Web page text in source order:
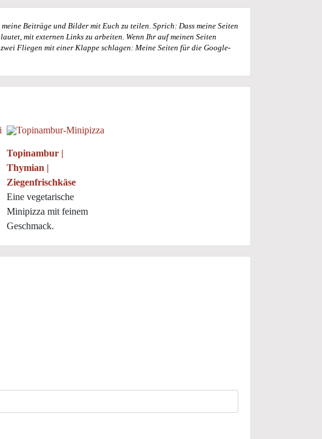
Beiträge und Bilder mit Euch zu teilen. Sprich: Dass meine Seiten
mit externen Links zu arbeiten. Wenn Ihr auf meinen Seiten
Fliegen mit einer Klappe schlagen: Meine Seiten für die Google-
Topinambur |
Thymian |
Ziegenfrischkäse
Eine vegetarische
Minipizza mit feinem
Geschmack.